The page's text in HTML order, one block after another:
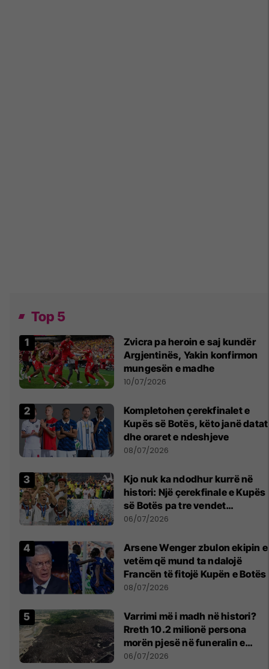
Top 5
Zvicra pa heroin e saj kundër
Argjentinës, Yakin konfirmon
mungesën e madhe
10/07/2026
Kompletohen çerekfinalet e
Kupës së Botës, këto janë datat
dhe oraret e ndeshjeve
08/07/2026
Kjo nuk ka ndodhur kurrë në
histori: Një çerekfinale e Kupës
së Botës pa tre vendet
legjendare të futbollit
06/07/2026
Arsene Wenger zbulon ekipin e
vetëm që mund ta ndalojë
Francën të fitojë Kupën e Botës
08/07/2026
Varrimi më i madh në histori?
Rreth 10.2 milionë persona
morën pjesë në funeralin e
liderit të Iranit në 1989
06/07/2026